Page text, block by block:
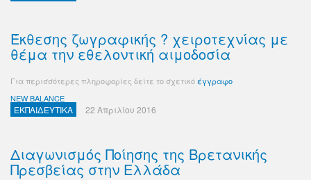
Έκθεσης ζωγραφικής ? χειροτεχνίας με
θέμα την εθελοντική αιμοδοσία
Για περισσότερες πληροφορίες δείτε το σχετικόέγγραφο
NEW BALANCE
ΕΚΠΑΙΔΕΥΤΙΚΑ 22 Απριλίου 2016
Διαγωνισμός Ποίησης της Βρετανικής
Πρεσβείας στην Ελλάδα